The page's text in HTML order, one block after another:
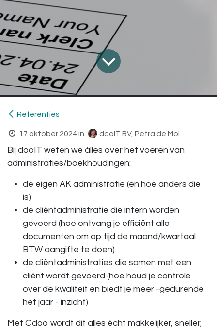
Referenties
17 oktober 2024 in dooIT BV, Petra de Mol
Bij dooIT weten we álles over het voeren van
administraties/boekhoudingen:
de eigen AK administratie (en hoe anders die
is)
de cliëntadministratie die intern worden
gevoerd (hoe ontvang je efficiënt alle
documenten om op tijd de maand/kwartaal
BTW aangifte te doen)
de cliëntadministraties die samen met een
cliënt wordt gevoerd (hoe houd je controle
over de kwaliteit en biedt je meer -gedurende
het jaar - inzicht)
Met Odoo wordt dit alles écht makkelijker, sneller,